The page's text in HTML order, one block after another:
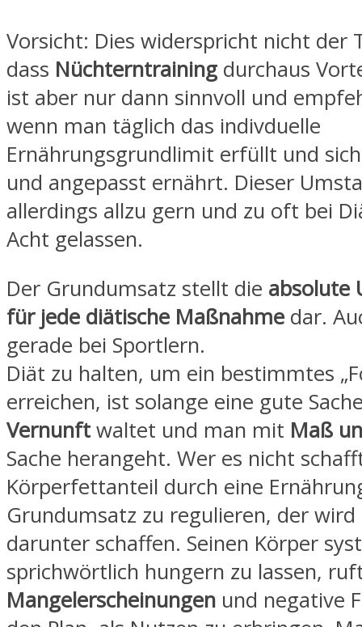
Vorsicht: Dies widerspricht nicht der
dass Nüchterntraining durchaus
ist aber nur dann sinnvoll und
wenn man täglich das indivduelle
Ernährungsgrundlimit erfüllt und
und angepasst ernährt. Dieser
allerdings allzu gern und zu oft bei
Acht gelassen.
Der Grundumsatz stellt die absolute
für jede diätische Maßnahme dar.
gerade bei Sportlern.
Diät zu halten, um ein bestimmtes
erreichen, ist solange eine gute
Vernunft waltet und man mit Maß
Sache herangeht. Wer es nicht
Körperfettanteil durch eine
Grundumsatz zu regulieren, der wird
darunter schaffen. Seinen Körper
sprichwörtlich hungern zu lassen,
Mangelerscheinungen und negative